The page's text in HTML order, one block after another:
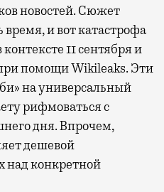
новостей. Сюжет
время, и вот катастрофа
11 сентября и
помощи Wikileaks. Эти
на универсальный
рифмоваться с
дня. Впрочем,
дешевой
над конкретной